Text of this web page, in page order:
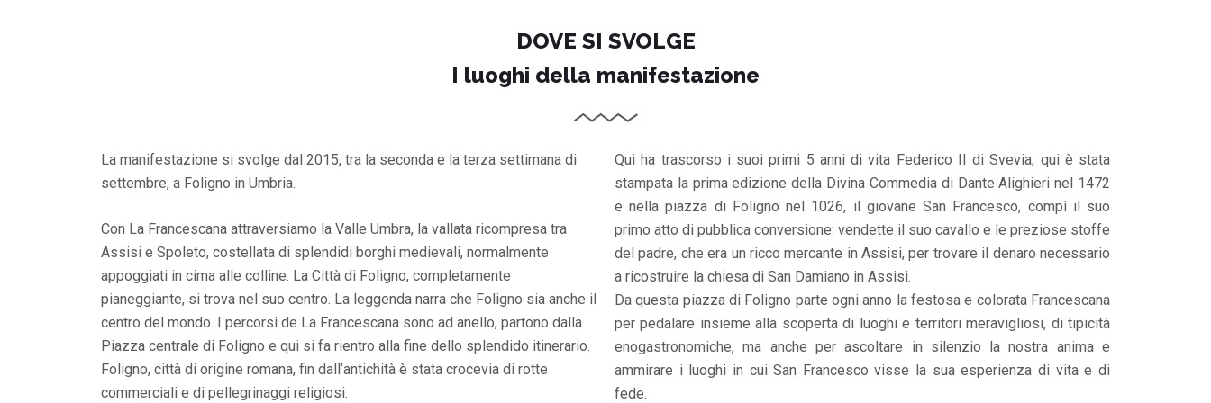
DOVE SI SVOLGE
I luoghi della manifestazione
La manifestazione si svolge dal 2015, tra la seconda e la terza settimana di
settembre, a Foligno in Umbria.
Con La Francescana attraversiamo la Valle Umbra, la vallata ricompresa tra
Assisi e Spoleto, costellata di splendidi borghi medievali, normalmente
appoggiati in cima alle colline. La Città di Foligno, completamente
pianeggiante, si trova nel suo centro. La leggenda narra che Foligno sia anche il
centro del mondo. I percorsi de La Francescana sono ad anello, partono dalla
Piazza centrale di Foligno e qui si fa rientro alla fine dello splendido itinerario.
Foligno, città di origine romana, fin dall’antichità è stata crocevia di rotte
commerciali e di pellegrinaggi religiosi.
Qui ha trascorso i suoi primi 5 anni di vita Federico II di Svevia, qui è stata
stampata la prima edizione della Divina Commedia di Dante Alighieri nel 1472
e nella piazza di Foligno nel 1026, il giovane San Francesco, compì il suo
primo atto di pubblica conversione: vendette il suo cavallo e le preziose stoffe
del padre, che era un ricco mercante in Assisi, per trovare il denaro necessario
a ricostruire la chiesa di San Damiano in Assisi.
Da questa piazza di Foligno parte ogni anno la festosa e colorata Francescana
per pedalare insieme alla scoperta di luoghi e territori meravigliosi, di tipicità
enogastronomiche, ma anche per ascoltare in silenzio la nostra anima e
ammirare i luoghi in cui San Francesco visse la sua esperienza di vita e di
fede.